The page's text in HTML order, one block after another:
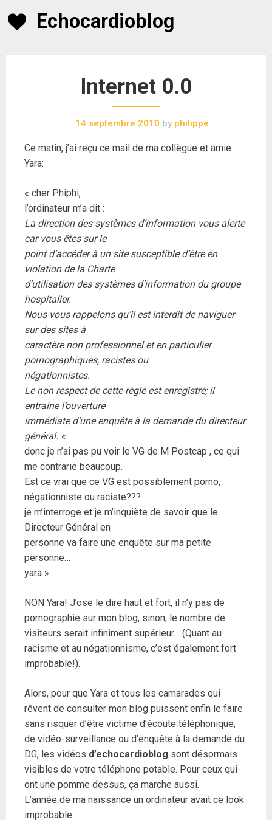
Echocardioblog
Internet 0.0
14 septembre 2010 by philippe
Ce matin, j’ai reçu ce mail de ma collègue et amie
Yara:
« cher Phiphi,
l’ordinateur m’a dit :
La direction des systèmes d’information vous alerte
car vous êtes sur le
point d’accéder à un site susceptible d’être en
violation de la Charte
d’utilisation des systèmes d’information du groupe
hospitalier.
Nous vous rappelons qu’il est interdit de naviguer
sur des sites à
caractère non professionnel et en particulier
pornographiques, racistes ou
négationnistes.
Le non respect de cette règle est enregistré; il
entraine l’ouverture
immédiate d’une enquête à la demande du directeur
général. «
donc je n’ai pas pu voir le VG de M Postcap , ce qui
me contrarie beaucoup.
Est ce vrai que ce VG est possiblement porno,
négationniste ou raciste???
je m’interroge et je m’inquiète de savoir que le
Directeur Général en
personne va faire une enquête sur ma petite
personne…
yara »
NON Yara! J’ose le dire haut et fort, il n’y pas de
pornographie sur mon blog, sinon, le nombre de
visiteurs serait infiniment supérieur… (Quant au
racisme et au négationnisme, c’est également fort
improbable!).
Alors, pour que Yara et tous les camarades qui
rêvent de consulter mon blog puissent enfin le faire
sans risquer d’être victime d’écoute téléphonique,
de vidéo-surveillance ou d’enquête à la demande du
DG, les vidéos d’echocardioblog sont désormais
visibles de votre téléphone potable. Pour ceux qui
ont une pomme dessus, ça marche aussi.
L’année de ma naissance un ordinateur avait ce look
improbable :